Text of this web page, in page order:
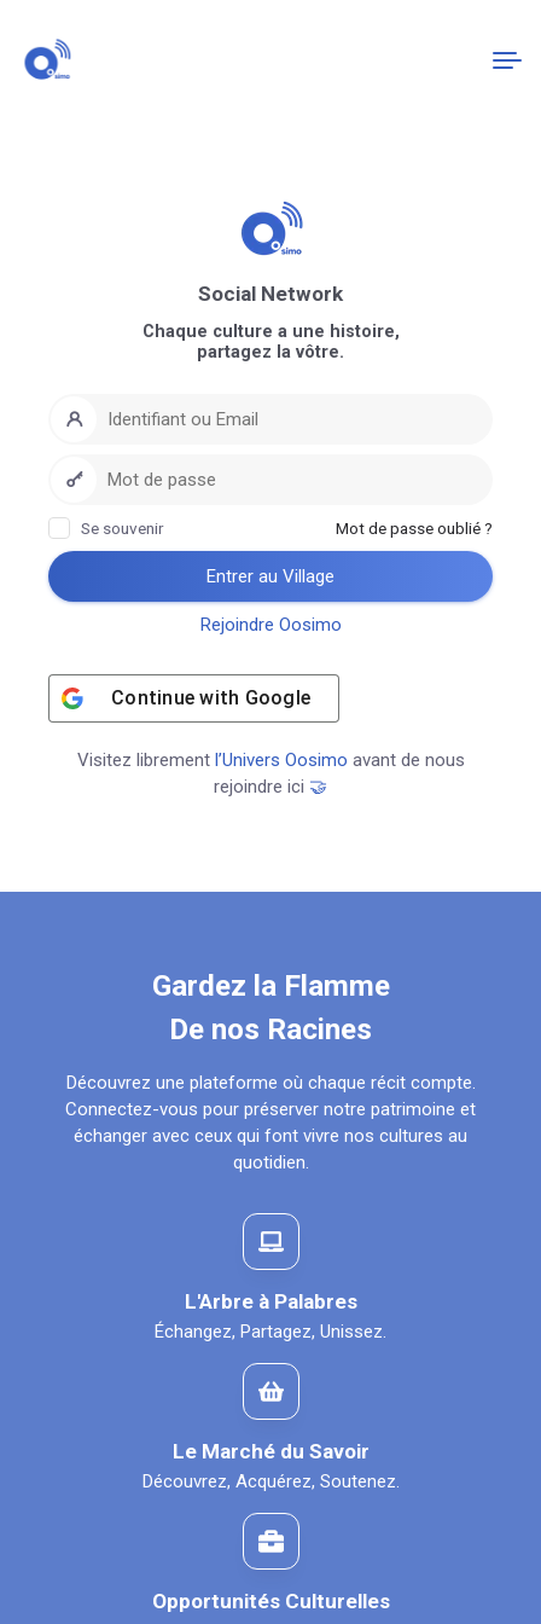
Gardez la Flamme
De nos Racines
Découvrez une plateforme où chaque récit compte.
Connectez-vous pour préserver notre patrimoine et
échanger avec ceux qui font vivre nos cultures au
quotidien.
L'Arbre à Palabres
Échangez, Partagez, Unissez.
Le Marché du Savoir
Découvrez, Acquérez, Soutenez.
Opportunités Culturelles
Social Network
Chaque culture a une histoire,
partagez la vôtre.
Se souvenir Mot de passe oublié ?
Entrer au Village
Rejoindre Oosimo
Continue with Google
Visitez librement l’Univers Oosimo avant de nous
rejoindre ici 🤝